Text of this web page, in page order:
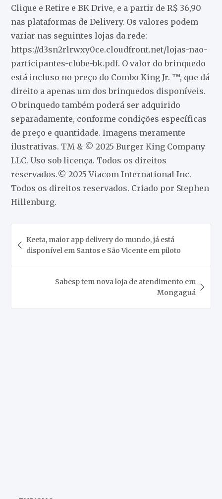
Clique e Retire e BK Drive, e a partir de R$ 36,90
nas plataformas de Delivery. Os valores podem
variar nas seguintes lojas da rede:
https://d3sn2rlrwxy0ce.cloudfront.net/lojas-nao-
participantes-clube-bk.pdf. O valor do brinquedo
está incluso no preço do Combo King Jr. ™, que dá
direito a apenas um dos brinquedos disponíveis.
O brinquedo também poderá ser adquirido
separadamente, conforme condições específicas
de preço e quantidade. Imagens meramente
ilustrativas. TM & © 2025 Burger King Company
LLC. Uso sob licença. Todos os direitos
reservados.© 2025 Viacom International Inc.
Todos os direitos reservados. Criado por Stephen
Hillenburg.
de
Post
Keeta, maior app delivery do mundo, já está
disponível em Santos e São Vicente em piloto
Sabesp tem nova loja de atendimento em
Mongaguá